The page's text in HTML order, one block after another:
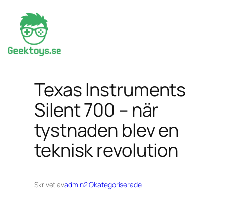
Hoppa
innehåll
Texas Instruments
Silent 700 – när
tystnaden blev en
teknisk revolution
Skrivet avadmin2iOkategoriserade